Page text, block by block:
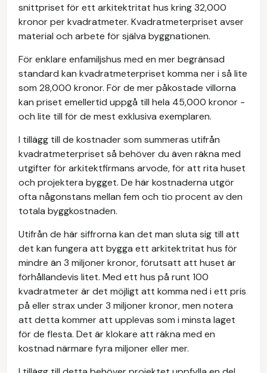
snittpriset för ett arkitektritat hus kring 32,000
kronor per kvadratmeter. Kvadratmeterpriset avser
material och arbete för själva byggnationen.
För enklare enfamiljshus med en mer begränsad
standard kan kvadratmeterpriset komma ner i så lite
som 28,000 kronor. För de mer påkostade villorna
kan priset emellertid uppgå till hela 45,000 kronor -
och lite till för de mest exklusiva exemplaren.
I tillägg till de kostnader som summeras utifrån
kvadratmeterpriset så behöver du även räkna med
utgifter för arkitektfirmans arvode, för att rita huset
och projektera bygget. De här kostnaderna utgör
ofta någonstans mellan fem och tio procent av den
totala byggkostnaden.
Utifrån de här siffrorna kan det man sluta sig till att
det kan fungera att bygga ett arkitektritat hus för
mindre än 3 miljoner kronor, förutsatt att huset är
förhållandevis litet. Med ett hus på runt 100
kvadratmeter är det möjligt att komma ned i ett pris
på eller strax under 3 miljoner kronor, men notera
att detta kommer att upplevas som i minsta laget
för de flesta. Det är klokare att räkna med en
kostnad närmare fyra miljoner eller mer.